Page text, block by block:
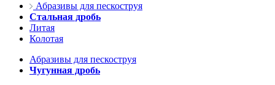
Абразивы для пескоструя
Стальная дробь
Литая
Колотая
Абразивы для пескоструя
Чугунная дробь